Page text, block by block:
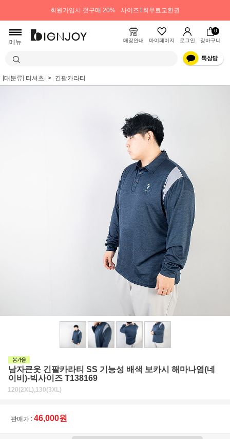
회원가입시 첫구매 20% 사이즈1회무료교환권
메뉴 매장안내 마이페이지 로그인
0
장바구니
[대분류] 티셔츠 긴팔카라티
남자큰옷 긴팔카라티 SS 기능성 배색 보카시 해마나염(네
이비)-빅사이즈 T138169
120(2XL),130(3XL)
판매가 : 46,000원